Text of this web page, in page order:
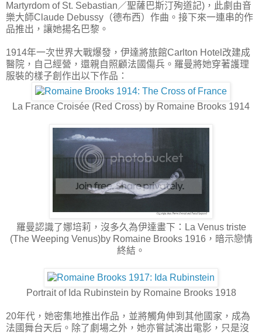
Martyrdom of St. Sebastian／聖薩巴斯汀殉道記)，此劇由音
樂大師Claude Debussy（德布西）作曲。接下來一連串的作
品推出，讓她揚名巴黎。
1914年一次世界大戰爆發，伊達將旅館Carlton Hotel改建成
醫院，自己經營，還親自照顧法國傷兵。羅曼將她穿著護理
服裝的樣子創作出以下作品：
La France Croisée (Red Cross) by Romaine Brooks 1914
羅曼認識了娜培莉，沒多久為伊達畫下：La Venus triste
(The Weeping Venus)by Romaine Brooks 1916，暗示戀情
終結。
Portrait of Ida Rubinstein by Romaine Brooks 1918
20年代，她密集地推出作品，並將觸角伸到其他國家，成為
法國舞台天后。除了劇場之外，她亦嘗試演出電影，只是沒